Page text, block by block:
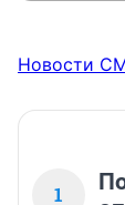
Новости
1